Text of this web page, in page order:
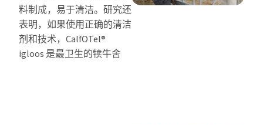
料制成，易于清洁。研究还
表明，如果使用正确的清洁
剂和技术，CalfOTel®
igloos 是最卫生的犊牛舍